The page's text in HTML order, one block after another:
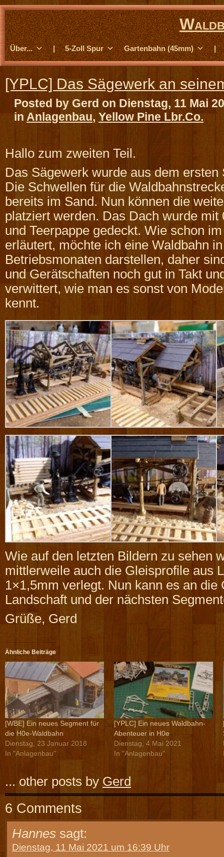
Über... | 5-Zoll Spur Gartenbahn (45mm) |
[YPLC] Das Sägewerk an
Posted by Gerd on Dienstag, 11 Mai
in Anlagenbau, Yellow Pine Lbr.Co.
Hallo zum zweiten Teil.
Das Sägewerk wurde aus dem ersten
Die Schwellen für die
bereits im Sand. Nun können die
platziert werden. Das Dach wurde mit
und Teerpappe gedeckt. Wie schon
erläutert, möchte ich eine Waldbahn
Betriebsmonaten darstellen, daher
und Gerätschaften noch gut in Takt
verwittert, wie man es sonst von
kennt.
Wie auf den letzten Bildern zu sehen
mittlerweile auch die Gleisprofile aus
1×1,5mm verlegt. Nun kann es an die
Landschaft und der nächsten
Grüße, Gerd
Ähnliche Beiträge
[WBE] Ein neues Segment für
die H0e-Waldbahn
Dienstag, 23 Januar 2018
In "Anlagenbau"
[YPLC] Ein neues Waldbahn-
Abenteuer in H0e
Dienstag, 4 Mai 2021
In "Anlagenbau"
... other posts by Gerd
6 Comments
Hannes sagt:
Dienstag, 11 Mai 2021 um 16:39 Uhr